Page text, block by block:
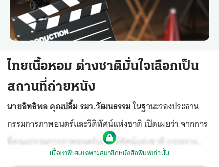
ไทยเนื้อหอม ต่างชาติมั่นใจเลือกเป็น
สถานที่ถ่ายหนัง
นายอิทธิพล คุณปลื้ม รมว.วัฒนธรรมในฐานะรองประธาน
กรรมการภาพยนตร์และวีดิทัศน์แห่งชาติ เปิดเผยว่า จากการ
ที่คณะกรรมการภาพยนตร์และวีดิทัศน์แห่งชาติ กระทรวง
วัฒนธรรม กระทรวงการท่องเที่ยวและกีฬา กระทรวง
เนื้อหาพิเศษเฉพาะสมาชิกหนังสือพิมพ์เท่านั้น